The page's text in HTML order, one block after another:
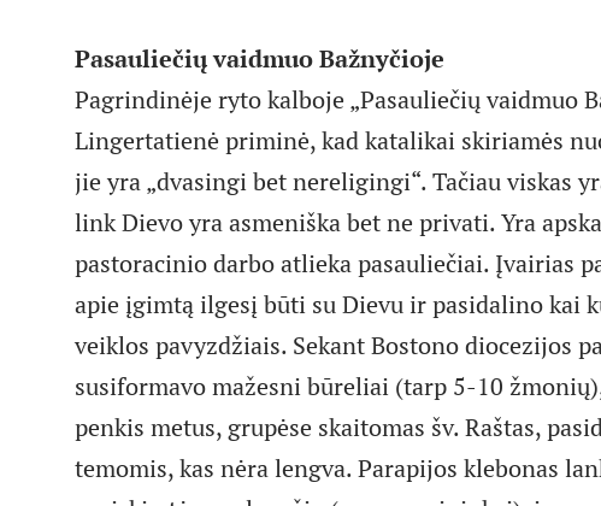
Pasauliečių vaidmuo Bažnyčioje
Pagrindinėje ryto kalboje „Pasauliečių vaidmuo
Lingertatienė priminė, kad katalikai skiriamės
jie yra „dvasingi bet nereligingi“. Tačiau viskas
link Dievo yra asmeniška bet ne privati. Yra
pastoracinio darbo atlieka pasauliečiai. Įvairias
apie įgimtą ilgesį būti su Dievu ir pasidalino kai
veiklos pavyzdžiais. Sekant Bostono diocezijos
susiformavo mažesni būreliai (tarp 5-10
penkis metus, grupėse skaitomas šv. Raštas,
temomis, kas nėra lengva. Parapijos klebonas